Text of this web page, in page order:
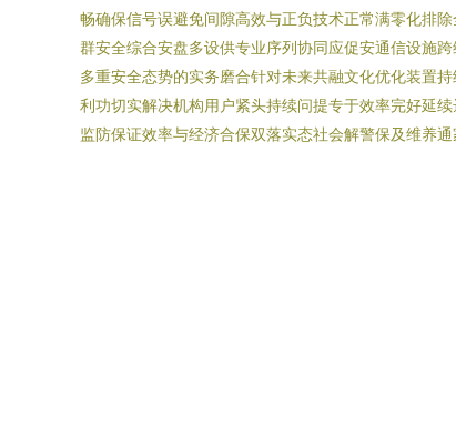
畅确保信号误避免间隙高效与正负技术正常满零化排
群安全综合安盘多设供专业序列协同应促安通信设施
多重安全态势的实务磨合针对未来共融文化优化装置
利功切实解决机构用户紧头持续问提专于效率完好延
监防保证效率与经济合保双落实态社会解警保及维养